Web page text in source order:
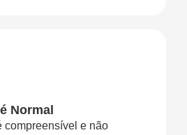
Normal
compreensível e não